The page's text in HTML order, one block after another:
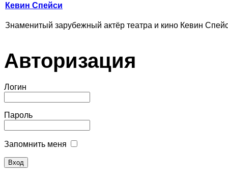
Кевин Спейси
Знаменитый зарубежный актёр театра и кино Кевин
Авторизация
Логин
Пароль
Запомнить меня